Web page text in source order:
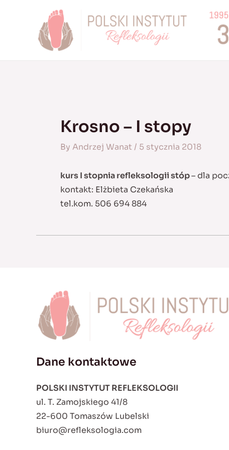
Krosno – I stopy
By Andrzej Wanat / 5 stycznia 2018
kurs I stopnia refleksologii stóp– dla
kontakt: Elżbieta Czekańska
tel.kom. 506 694 884
Dane kontaktowe
POLSKI INSTYTUT REFLEKSOLOGII
ul. T. Zamojskiego 41/8
22-600 Tomaszów Lubelski
biuro@refleksologia.com